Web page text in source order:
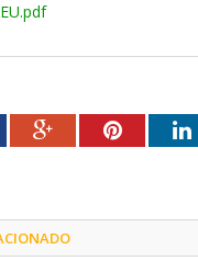
Google+Pinterest